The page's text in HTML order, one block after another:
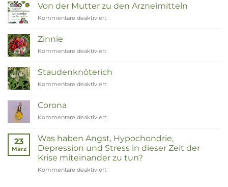
Von der Mutter zu den Arzneimitteln
Kommentare deaktiviert
Zinnie
Kommentare deaktiviert
Staudenknöterich
Kommentare deaktiviert
Corona
Kommentare deaktiviert
23
März
Was haben Angst, Hypochondrie,
Depression und Stress in dieser Zeit der
Krise miteinander zu tun?
Kommentare deaktiviert